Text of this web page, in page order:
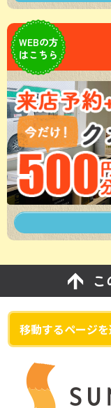
WEBの方
はこちら